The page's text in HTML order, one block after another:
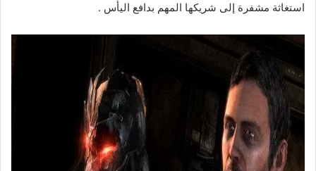
استغاثة مشفرة إلى شريكها المهم بدافع اليأس .